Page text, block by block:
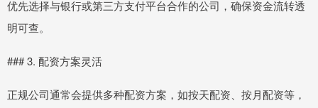
优先选择与银行或第三方支付平台合作的公司，确保资金流转透
明可查。
### 3. 配资方案灵活
正规公司通常会提供多种配资方案，如按天配资、按月配资等，